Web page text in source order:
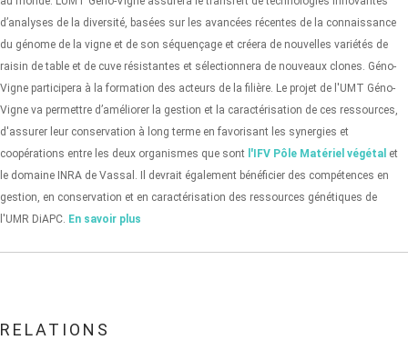
d’analyses de la diversité, basées sur les avancées récentes de la connaissance
du génome de la vigne et de son séquençage et créera de nouvelles variétés de
raisin de table et de cuve résistantes et sélectionnera de nouveaux clones. Géno-
Vigne participera à la formation des acteurs de la filière. Le projet de l'UMT Géno-
Vigne va permettre d’améliorer la gestion et la caractérisation de ces ressources,
d'assurer leur conservation à long terme en favorisant les synergies et
coopérations entre les deux organismes que sont l'IFV Pôle Matériel végétal et
le domaine INRA de Vassal. Il devrait également bénéficier des compétences en
gestion, en conservation et en caractérisation des ressources génétiques de
l'UMR DiAPC. En savoir plus
RELATIONS